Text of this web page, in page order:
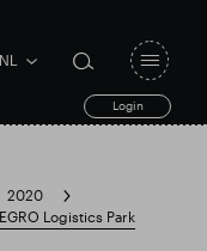
NL
Login
search
form
toggle
2020
Logistics Park